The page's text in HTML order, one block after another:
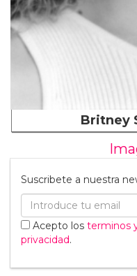
Britney
Suscribete a nuestra
Acepto los terminos
privacidad.